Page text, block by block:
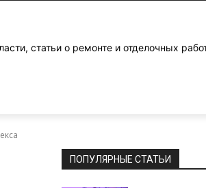
статьи о ремонте и отделочных
ПОПУЛЯРНЫЕ СТАТЬИ